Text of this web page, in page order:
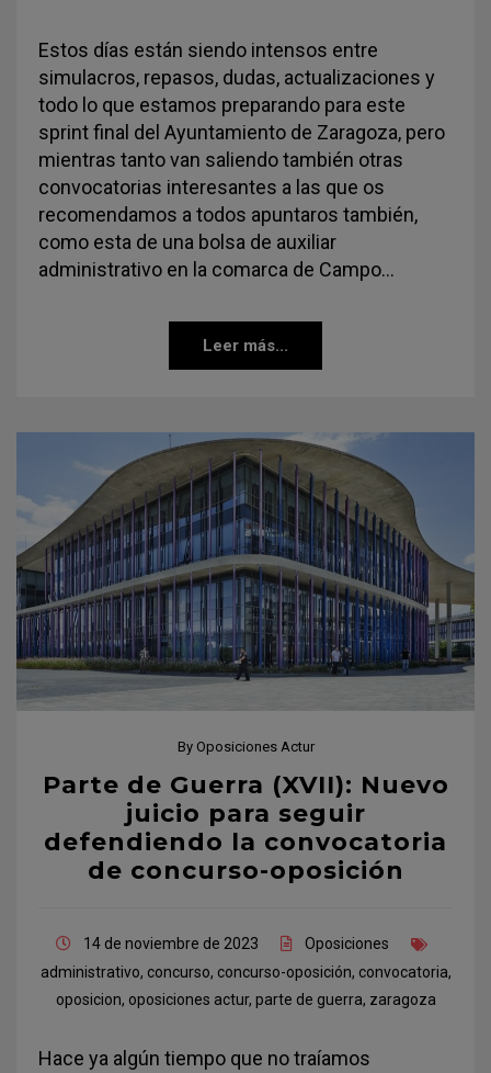
Estos días están siendo intensos entre
simulacros, repasos, dudas, actualizaciones y
todo lo que estamos preparando para este
sprint final del Ayuntamiento de Zaragoza, pero
mientras tanto van saliendo también otras
convocatorias interesantes a las que os
recomendamos a todos apuntaros también,
como esta de una bolsa de auxiliar
administrativo en la comarca de Campo…
Leer más...
By Oposiciones Actur
Parte de Guerra (XVII): Nuevo
juicio para seguir
defendiendo la convocatoria
de concurso-oposición
14 de noviembre de 2023
Oposiciones
administrativo, concurso, concurso-oposición, convocatoria,
oposicion, oposiciones actur, parte de guerra, zaragoza
Hace ya algún tiempo que no traíamos